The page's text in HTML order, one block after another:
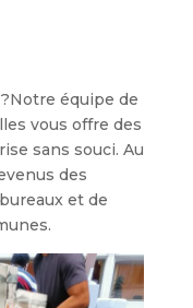
équipe de
vous offre des
sans souci. Au
des
et de